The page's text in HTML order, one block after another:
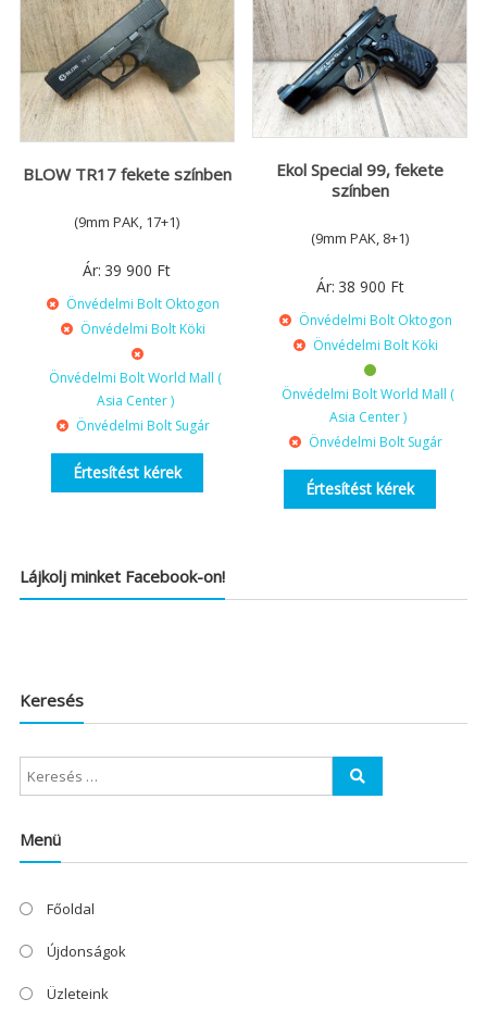
BLOW TR17 fekete színben
(9mm PAK, 17+1)
Ár: 39 900 Ft
Önvédelmi Bolt Oktogon
Önvédelmi Bolt Köki
Önvédelmi Bolt World Mall (
Asia Center )
Önvédelmi Bolt Sugár
Értesítést kérek
Ekol Special 99, fekete
színben
(9mm PAK, 8+1)
Ár: 38 900 Ft
Önvédelmi Bolt Oktogon
Önvédelmi Bolt Köki
Önvédelmi Bolt World Mall (
Asia Center )
Önvédelmi Bolt Sugár
Értesítést kérek
Lájkolj minket Facebook-on!
Keresés
Menü
Főoldal
Újdonságok
Üzleteink